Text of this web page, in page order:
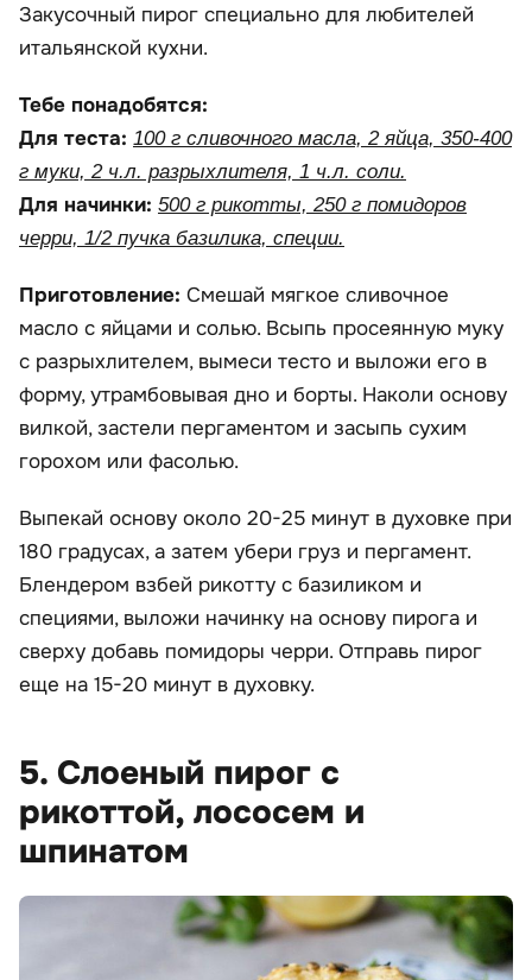
Закусочный пирог специально для любителей
итальянской кухни.
Тебе понадобятся:
Для теста: 100 г сливочного масла, 2 яйца, 350-400
г муки, 2 ч.л. разрыхлителя, 1 ч.л. соли.
Для начинки: 500 г рикотты, 250 г помидоров
черри, 1/2 пучка базилика, специи.
Приготовление: Смешай мягкое сливочное
масло с яйцами и солью. Всыпь просеянную муку
с разрыхлителем, вымеси тесто и выложи его в
форму, утрамбовывая дно и борты. Наколи основу
вилкой, застели пергаментом и засыпь сухим
горохом или фасолью.
Выпекай основу около 20-25 минут в духовке при
180 градусах, а затем убери груз и пергамент.
Блендером взбей рикотту с базиликом и
специями, выложи начинку на основу пирога и
сверху добавь помидоры черри. Отправь пирог
еще на 15-20 минут в духовку.
5. Слоеный пирог с
рикоттой, лососем и
шпинатом